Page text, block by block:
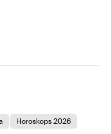
Horoskops 2026